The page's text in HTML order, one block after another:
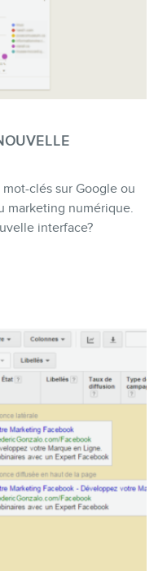
clés sur Google ou
marketing numérique.
interface?